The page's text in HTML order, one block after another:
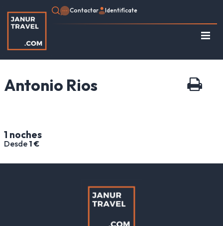
Contactar Identifícate
Inicio
Antonio Rios
1 noches
Desde 1 €